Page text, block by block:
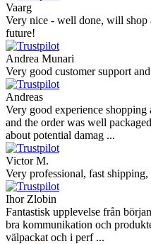
Vaarg
Very nice - well done, will shop
future!
Andrea Munari
Very good customer support
Andreas
Very good experience
and the order was well
about potential damag ...
Victor M.
Very professional, fast
Ihor Zlobin
Fantastisk upplevelse från
bra kommunikation och
välpackat och i perf ...